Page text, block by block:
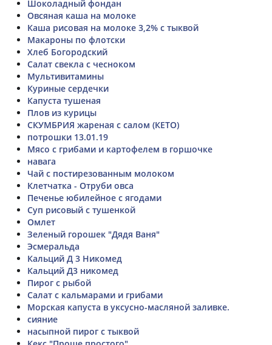
Шоколадный фондан
Овсяная каша на молоке
Каша рисовая на молоке 3,2% с тыквой
Макароны по флотски
Хлеб Богородский
Салат свекла с чесноком
Мультивитамины
Куриные сердечки
Капуста тушеная
Плов из курицы
СКУМБРИЯ жареная с салом (КЕТО)
потрошки 13.01.19
Мясо с грибами и картофелем в горшочке
навага
Чай с постирезованным молоком
Клетчатка - Отруби овса
Печенье юбилейное с ягодами
Суп рисовый с тушенкой
Омлет
Зеленый горошек "Дядя Ваня"
Эсмеральда
Кальций Д 3 Никомед
Кальций Д3 никомед
Пирог с рыбой
Салат с кальмарами и грибами
Морская капуста в уксусно-масляной заливке.
сияние
насыпной пирог с тыквой